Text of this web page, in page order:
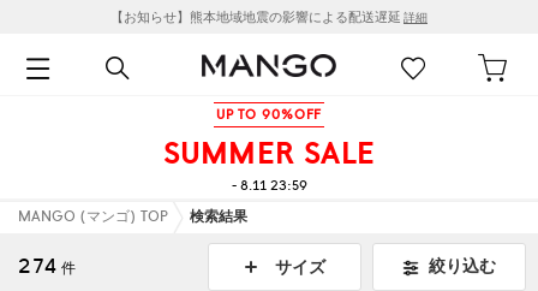
【お知らせ】熊本地域地震の影響による配送遅延 詳細
UP TO 90%OFF
SUMMER SALE
- 8.11 23:59
MANGO (マンゴ) TOP
検索結果
274 件 サイズ 絞り込む